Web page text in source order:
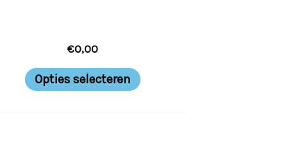
€0,00
Opties selecteren